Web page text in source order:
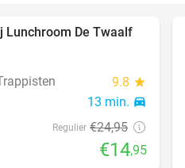
40%
Lunchroom De Twaalf
9.8 star
13 min. directions_car
Regulier €24,95
€14,95